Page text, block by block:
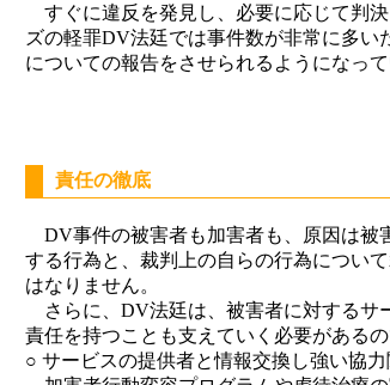
すぐに違反を発見し、必要に応じて判
ズの軽罪DV法廷では事件数が非常に多
についての報告をさせられるようになって
責任の徹底
DV事件の被害者も加害者も、原因は被
する行為と、裁判上の自らの行為につい
はなりません。
さらに、DV法廷は、被害者に対するサ
責任を持つことも支えていく必要があるの
○ サービスの提供者と情報交換し強い協力